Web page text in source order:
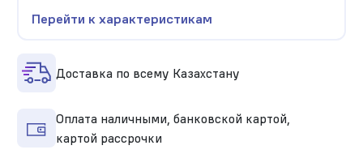
Перейти к характеристикам
Доставка по всему Казахстану
Оплата наличными, банковской картой,
картой рассрочки